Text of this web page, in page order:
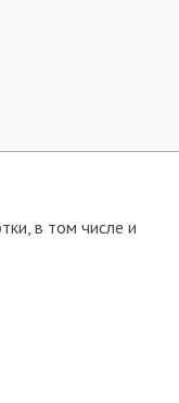
в том числе и